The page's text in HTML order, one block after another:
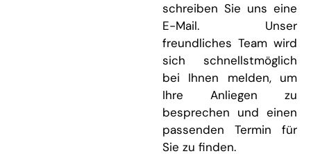
schreiben Sie uns eine
E-Mail. Unser
freundliches Team wird
sich schnellstmöglich
bei Ihnen melden, um
Ihre Anliegen zu
besprechen und einen
passenden Termin für
Sie zu finden.